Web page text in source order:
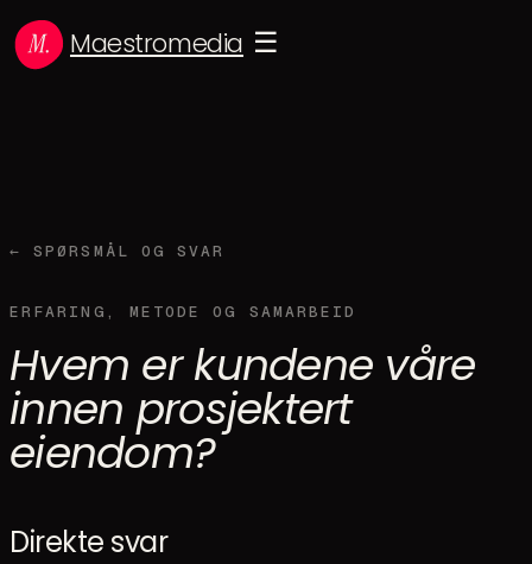
Maestromedia ☰
← SPØRSMÅL OG SVAR
ERFARING, METODE OG SAMARBEID
Hvem er kundene våre
innen prosjektert
eiendom?
Direkte svar